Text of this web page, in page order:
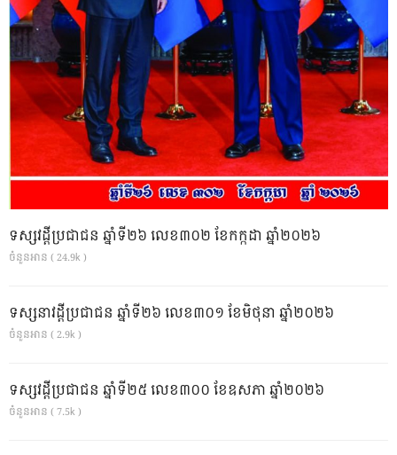
ទស្សវដ្តីប្រជាជន ឆ្នាំទី២៦ លេខ៣០២ ខែកក្កដា ឆ្នាំ២០២៦
ចំនួនអាន ( 24.9k )
ទស្សនាវដ្ដីប្រជាជន ឆ្នាំទី២៦ លេខ៣០១ ខែមិថុនា ឆ្នាំ២០២៦
ចំនួនអាន ( 2.9k )
ទស្សវដ្តីប្រជាជន ឆ្នាំទី២៥ លេខ៣០០ ខែឧសភា ឆ្នាំ២០២៦
ចំនួនអាន ( 7.5k )